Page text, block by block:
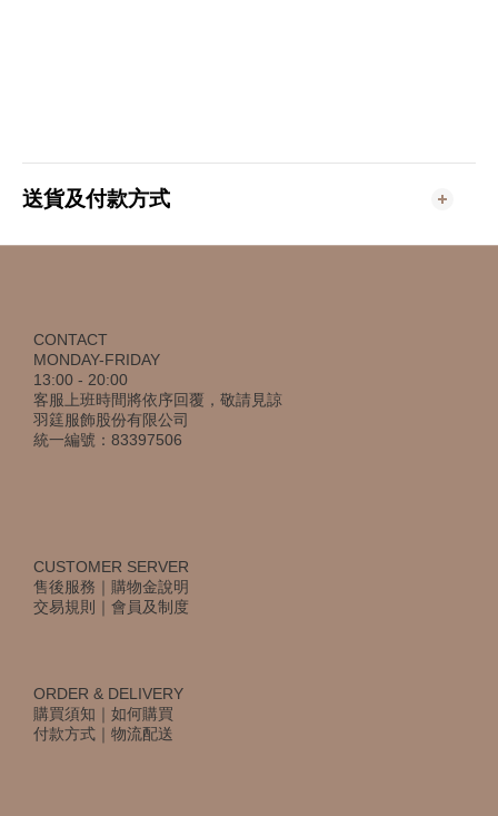
送貨及付款方式
CONTACT
MONDAY-FRIDAY
13:00 - 20:00
客服上班時間將依序回覆，敬請見諒
羽筳服飾股份有限公司
統一編號：83397506
CUSTOMER SERVER
售後服務 ｜ 購物金說明
交易規則
｜ 會員及制度
ORDER & DELIVERY
購買須知 ｜ 如何購買
付款方式 ｜ 物流配送